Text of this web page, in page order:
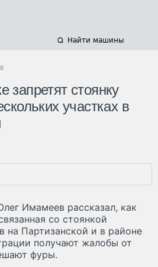
Найти машины
запретят стоянку
участках в
Имамеев рассказал, как
со стоянкой
на Партизанской и в районе
получают жалобы от
фуры.